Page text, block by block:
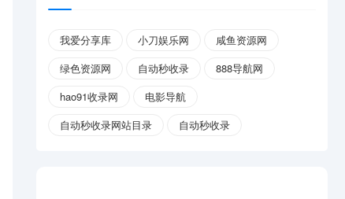
我爱分享库 小刀娱乐网
咸鱼资源网
绿色资源网
自动秒收录
888导航网
hao91收录网
电影导航
自动秒收录网站目录
自动秒收录